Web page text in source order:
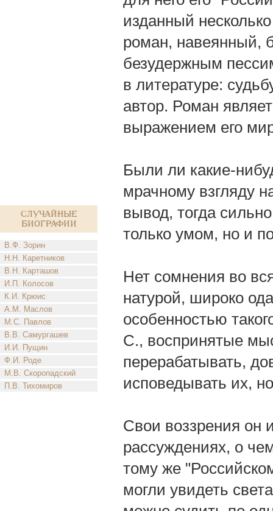
Случайные
биографии
В.Ф. Зорин
Н.Н. Каретников
В.Н. Карташов
И.П. Колосов
К.И. Крюис
А.М. Маслов
М.С. Павлов
В.В. Самургашев
И.И. Пущин
Ф.И. Роде
М.В. Скоропадский
П.В. Тихомиров
изданный
роман, навеянный,
безудержным
в литературе:
автор. Роман
выражением его
Были ли какие-
мрачному взгляду
вывод, тогда
только умом, но и
Нет сомнения во
натурой, широко
особенностью
С., воспринятые
перерабатывать,
исповедывать их,
Свои воззрения он
рассуждениях, о
тому же
могли увидеть